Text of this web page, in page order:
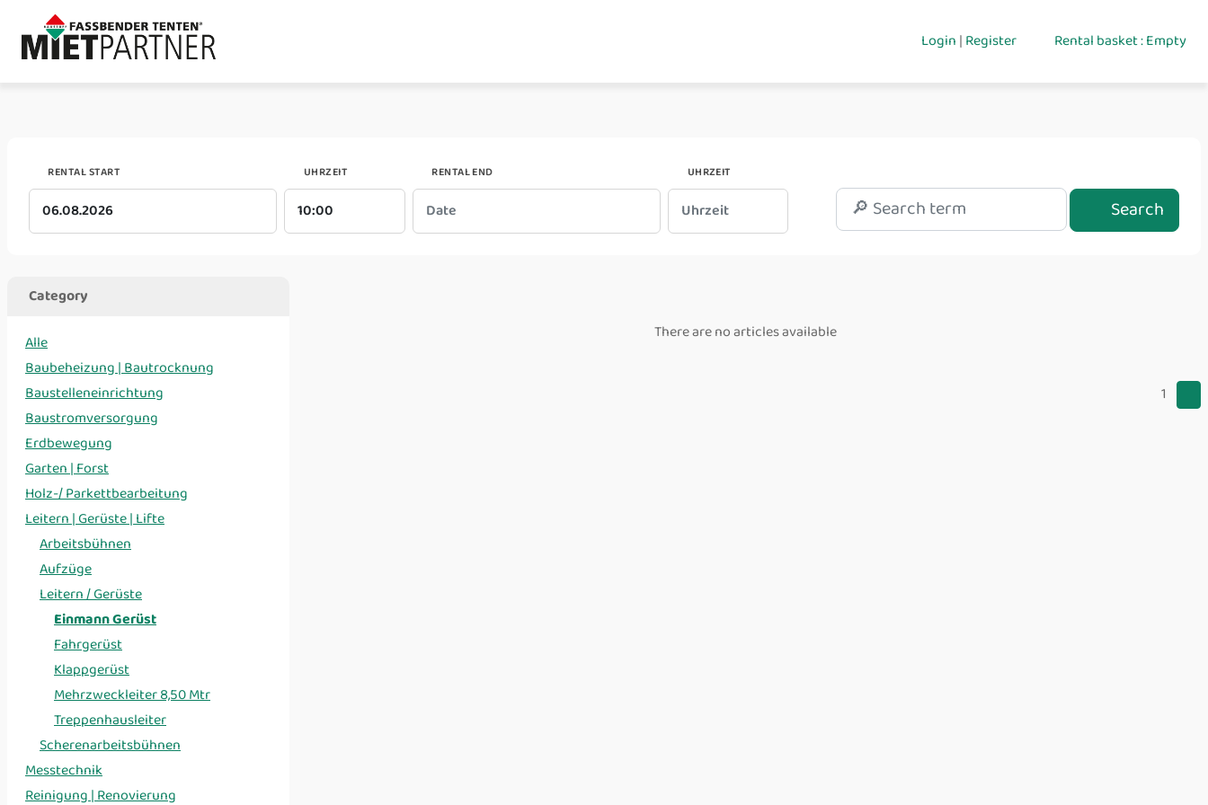
Login|Register Rental basket : Empty
RENTAL START UHRZEIT RENTAL END UHRZEIT
Search
Category
Alle
Baubeheizung | Bautrocknung
Baustelleneinrichtung
Baustromversorgung
Erdbewegung
Garten | Forst
Holz-/ Parkettbearbeitung
Leitern | Gerüste | Lifte
Arbeitsbühnen
Aufzüge
Leitern / Gerüste
Einmann Gerüst
Fahrgerüst
Klappgerüst
Mehrzweckleiter 8,50 Mtr
Treppenhausleiter
Scherenarbeitsbühnen
Messtechnik
Reinigung | Renovierung
There are no articles available
1